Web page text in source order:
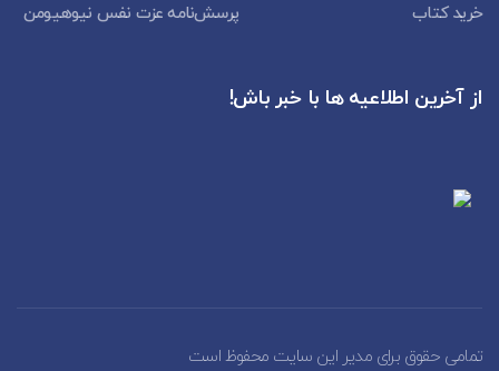
خرید کتاب
پرسش‌نامه عزت نفس نیوهیومن
از آخرین اطلاعیه ها با خبر باش!
تمامی حقوق برای مدیر این سایت محفوظ است